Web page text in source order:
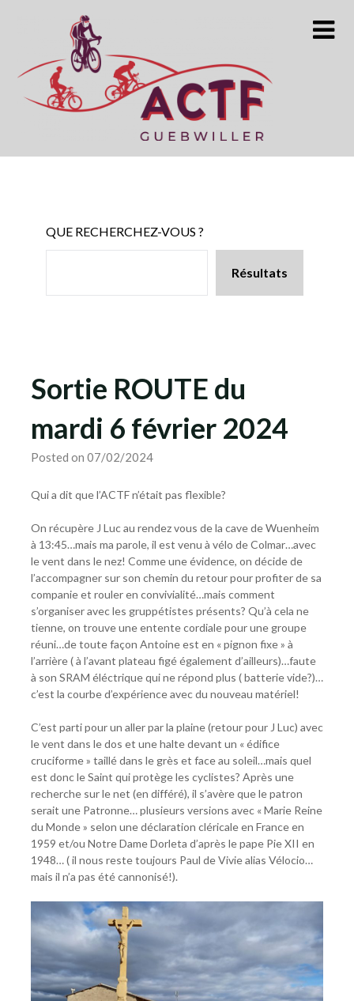
QUE RECHERCHEZ-VOUS ?
Résultats
Sortie ROUTE du
mardi 6 février 2024
Posted on 07/02/2024
Qui a dit que l’ACTF n’était pas flexible?
On récupère J Luc au rendez vous de la cave de Wuenheim
à 13:45…mais ma parole, il est venu à vélo de Colmar…avec
le vent dans le nez! Comme une évidence, on décide de
l’accompagner sur son chemin du retour pour profiter de sa
companie et rouler en convivialité…mais comment
s’organiser avec les gruppétistes présents? Qu’à cela ne
tienne, on trouve une entente cordiale pour une groupe
réuni…de toute façon Antoine est en « pignon fixe » à
l’arrière ( à l’avant plateau figé également d’ailleurs)…faute
à son SRAM éléctrique qui ne répond plus ( batterie vide?)…
c’est la courbe d’expérience avec du nouveau matériel!
C’est parti pour un aller par la plaine (retour pour J Luc) avec
le vent dans le dos et une halte devant un « édifice
cruciforme » taillé dans le grès et face au soleil…mais quel
est donc le Saint qui protège les cyclistes? Après une
recherche sur le net (en différé), il s’avère que le patron
serait une Patronne… plusieurs versions avec « Marie Reine
du Monde » selon une déclaration cléricale en France en
1959 et/ou Notre Dame Dorleta d’après le pape Pie XII en
1948… ( il nous reste toujours Paul de Vivie alias Vélocio…
mais il n’a pas été cannonisé!).